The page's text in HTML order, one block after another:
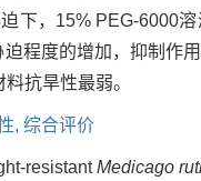
下，15% PEG-6000
程度的增加，抑制作
抗旱性最弱。
, 综合评价
resistantMedicago